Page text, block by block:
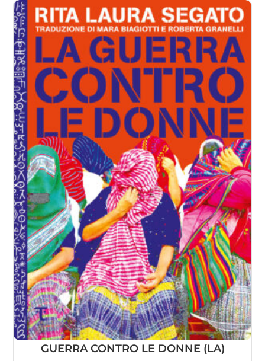
GUERRA CONTRO LE DONNE (LA)